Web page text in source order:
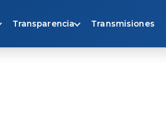
Transparencia Transmisiones